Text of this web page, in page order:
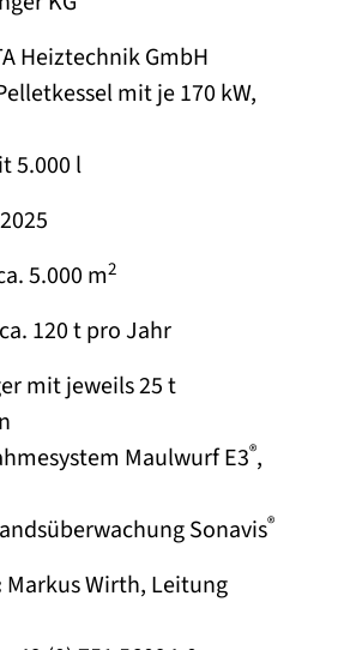
Heiztechnik GmbH
mit je 170 kW,
l
2025
5.000 m2
ca. 120 t pro Jahr
mit jeweils 25 t
Maulwurf E3®,
Sonavis®
Markus Wirth, Leitung